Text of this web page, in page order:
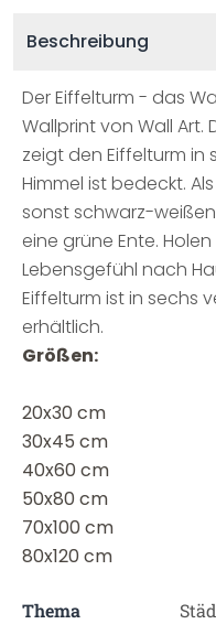
Beschreibung
Der Eiffelturm - das
Wallprint von Wall Art.
zeigt den Eiffelturm in
Himmel ist bedeckt.
sonst schwarz-
eine grüne Ente.
Lebensgefühl nach
Eiffelturm ist in sechs
erhältlich.
Größen:
20x30 cm
30x45 cm
40x60 cm
50x80 cm
70x100 cm
80x120 cm
Thema